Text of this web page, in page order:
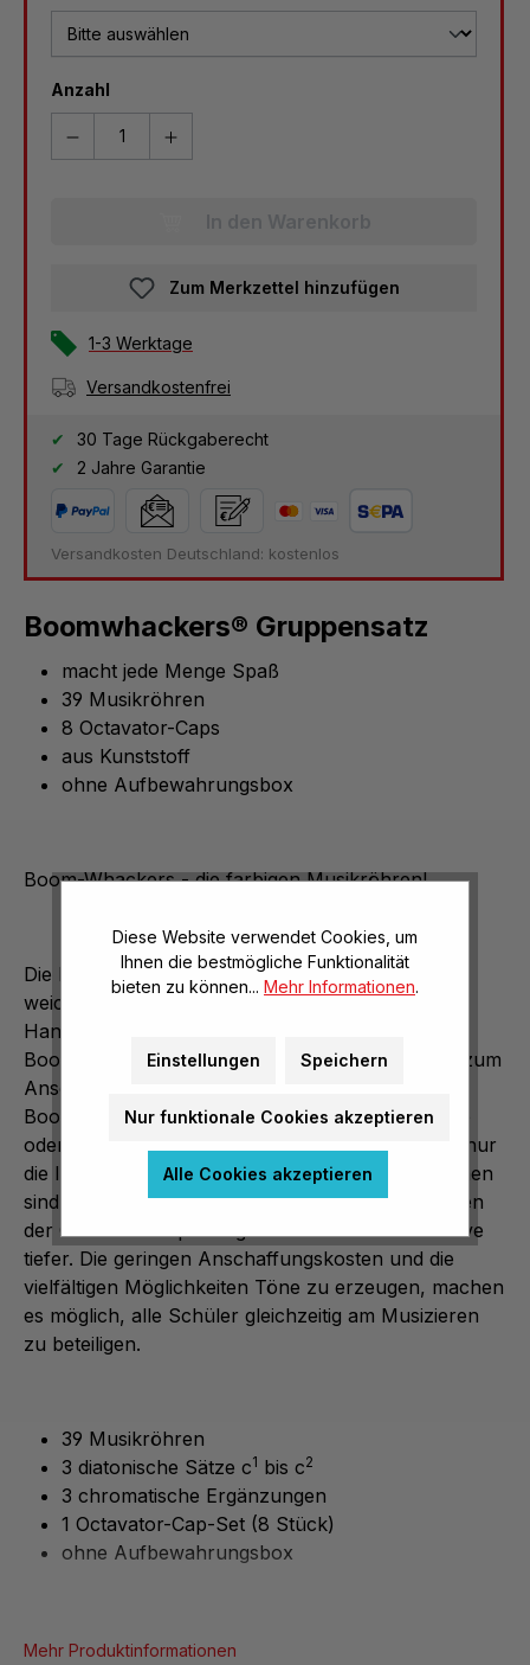
Anzahl
Zum Merkzettel hinzufügen
1-3 Werktage
Versandkostenfrei
30 Tage Rückgaberecht
2 Jahre Garantie
Versandkosten Deutschland: kostenlos
Boomwhackers® Gruppensatz
macht jede Menge Spaß
39 Musikröhren
8 Octavator-Caps
aus Kunststoff
ohne Aufbewahrungsbox
Boom-Whackers - die farbigen Musikröhren!
Die Boom-Whackers sind farbige Röhren aus
weichem, widerstandsfähigem Kunststoff. Die
Handhabung ist ganz einfach. Zum Spielen der
Boom-Whackers können beliebige Gegenstände zum
Anschlag genutzt werden. Sie schlagen mit dem
Boom-Whackers auf einen Tisch, eine Stuhllehne
oder in die Hand. Die Töne bleiben immer gleich, nur
die Intensität des Klanges ändert sich. Die Tonhöhen
sind durch die Farbe erkennbar. Durch Aufstecken
der Octavator Caps klingen die Röhren eine Oktave
tiefer. Die geringen Anschaffungskosten und die
vielfältigen Möglichkeiten Töne zu erzeugen, machen
es möglich, alle Schüler gleichzeitig am Musizieren
zu beteiligen.
39 Musikröhren
3 diatonische Sätze c1 bis c2
3 chromatische Ergänzungen
1 Octavator-Cap-Set (8 Stück)
ohne Aufbewahrungsbox
Mehr Produktinformationen
Diese Website verwendet Cookies, um
Ihnen die bestmögliche Funktionalität
bieten zu können... Mehr Informationen.
Einstellungen Speichern
Nur funktionale Cookies akzeptieren
Alle Cookies akzeptieren